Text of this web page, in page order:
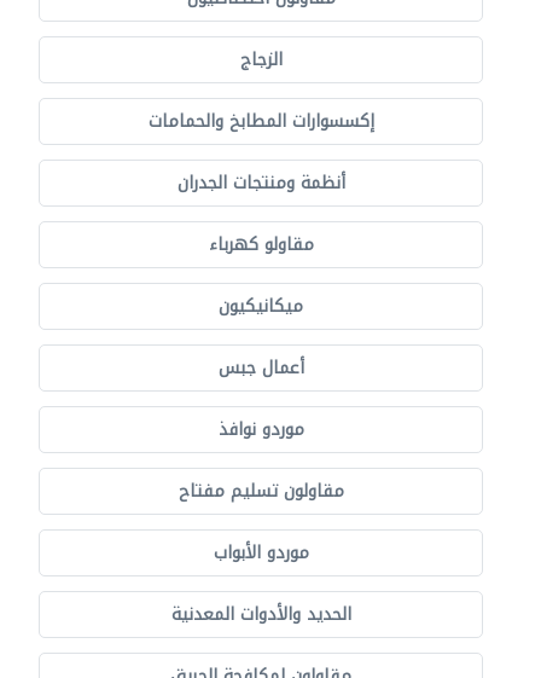
الزجاج
إكسسوارات المطابخ والحمامات
أنظمة ومنتجات الجدران
مقاولو كهرباء
ميكانيكيون
أعمال جبس
موردو نوافذ
مقاولون تسليم مفتاح
موردو الأبواب
الحديد والأدوات المعدنية